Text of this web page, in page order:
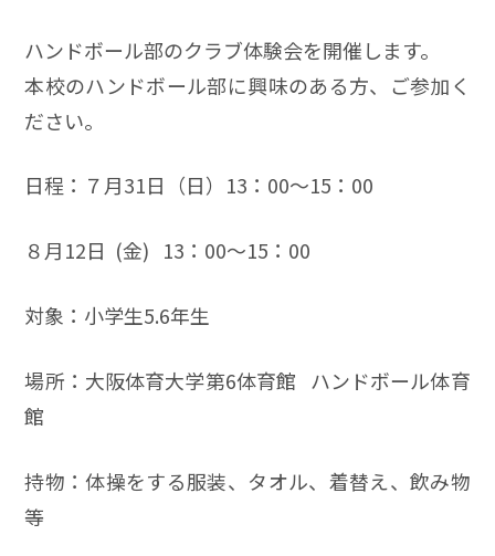
ハンドボール部のクラブ体験会を開催します。
本校のハンドボール部に興味のある方、ご参加く
ださい。
日程：７月31日（日）13：00～15：00
８月12日 (金) 13：00～15：00
対象：小学生5.6年生
場所：大阪体育大学第6体育館 ハンドボール体育
館
持物：体操をする服装、タオル、着替え、飲み物
等